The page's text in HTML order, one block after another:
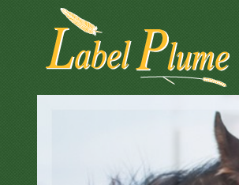
Panneau de gestion des cookies